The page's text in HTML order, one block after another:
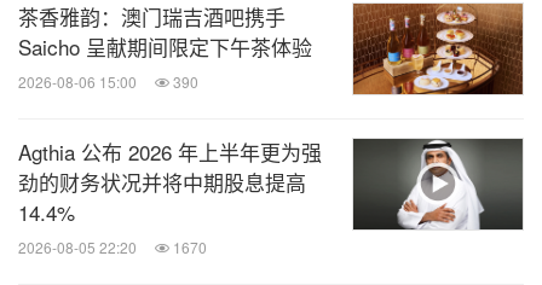
一场难忘的庆典晚宴
如果说研讨会是此次周年庆的"思想"部分，那么5月
30日晚在上海静安瑞吉酒店举行的庆典晚宴便是
其"情感"所在。数十位远道而来的酒庄领袖带来了多
款优质且在中国市场较为少见的酒款。他们将美酒分
茶香雅韵：澳门瑞吉酒吧携手
Saicho 呈献期间限定下午茶体验
2026-08-06 15:00 390
Agthia 公布 2026 年上半年更为强
劲的财务状况并将中期股息提高
14.4%
2026-08-05 22:20 1670